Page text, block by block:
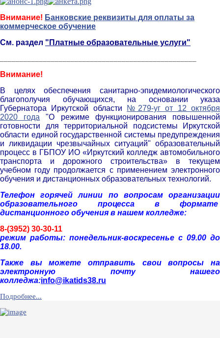
Внимание! Банковские реквизиты для оплаты за
коммерческое обучение
См. раздел "Платные образовательные услуги"
Внимание!
В целях обеспечения санитарно-эпидемиологического
благополучия обучающихся, на основании указа
Губернатора Иркутской области
№279-уг от 12 октября
2020 года "О режиме функционирования повышенной
готовности для территориальной подсистемы Иркутской
области единой государственной системы предупреждения
и ликвидации чрезвычайных ситуаций" образовательный
процесс в ГБПОУ ИО «Иркутский колледж автомобильного
транспорта и дорожного строительства» в текущем
учебном году продолжается с применением электронного
обучения и дистанционных образовательных технологий.
Телефон горячей линии по вопросам организации
образовательного процесса в формате
дистанционного обучения в нашем колледже:
8-(3952) 30-30-11
режим работы: понедельник-воскресенье с 09.00 до
18.00.
Также вы можете отправить свои вопросы на
электронную почту нашего
колледжа:info@ikatids38.ru
Подробнее...